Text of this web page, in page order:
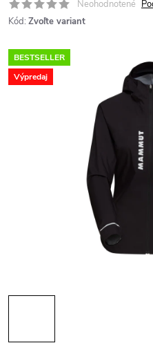
Neohodnotené
Kód: Zvoľte variant
BESTSELLER
Výpredaj